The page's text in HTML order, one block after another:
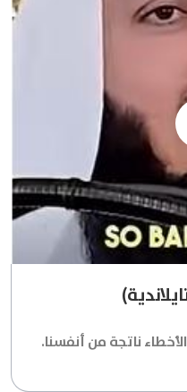
ناتجة من أنفسنا.